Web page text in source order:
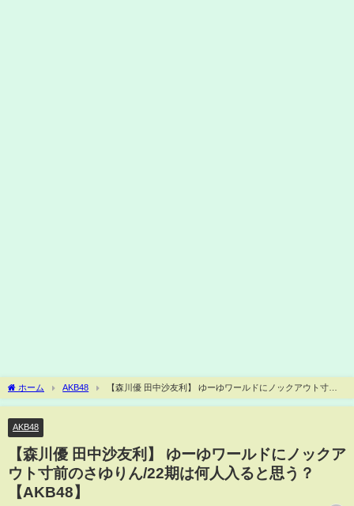
ホーム AKB48
【森川優 田中沙友利】 ゆーゆワールドにノックアウト寸前
のさゆりん/22期は何人入ると思う？ 【AKB48】
AKB48
【森川優 田中沙友利】 ゆーゆワールドにノックア
ウト寸前のさゆりん/22期は何人入ると思う？
【AKB48】